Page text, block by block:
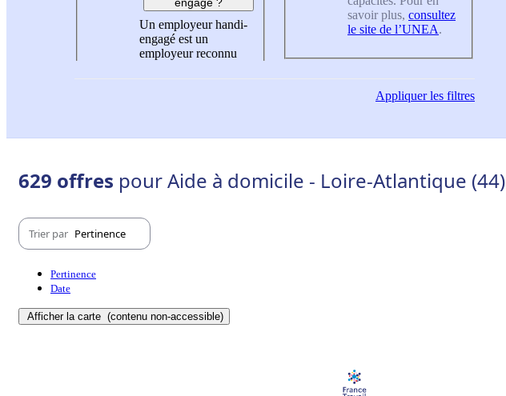
Un employeur handi-
engagé est un
employeur reconnu
savoir plus, consultez
le site de l’UNEA.
Appliquerles filtres
629 offres pour Aide à domicile - Loire-Atlantique (44)
Trier par Pertinence
Pertinence
Date
Afficher la carte (contenu non-accessible)